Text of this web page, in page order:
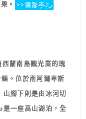
。
蘭南島觀光業的瑰
。位於南阿爾卑斯
山腳下則是由冰河切
一座高山湖泊，全